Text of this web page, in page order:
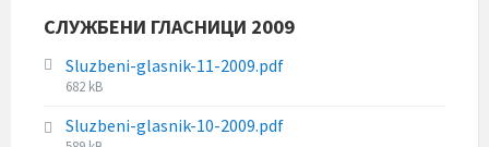
:i
e
:
l
s
i
e
СЛУЖБЕНИ ГЛАСНИЦИ 2009
Sluzbeni-glasnik-11-2009.pdf
F
l
682 kB
Sluzbeni-glasnik-10-2009.pdf